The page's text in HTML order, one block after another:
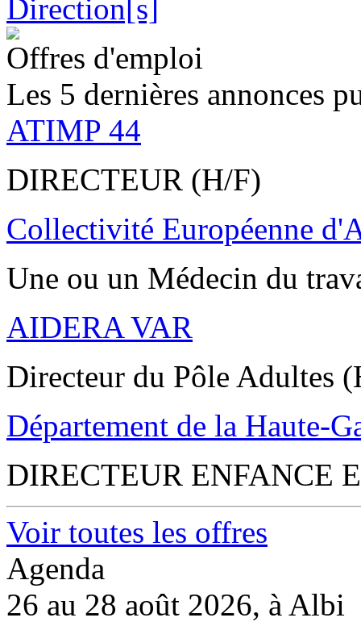
Offres d'emploi
Les 5 dernières annonces
ATIMP 44
DIRECTEUR (H/F)
Collectivité Européenne
Une ou un Médecin du
AIDERA VAR
Directeur du Pôle Adultes
Département de la Haute-
DIRECTEUR ENFANCE
Voir toutes les offres
Agenda
26 au 28 août 2026, à Albi